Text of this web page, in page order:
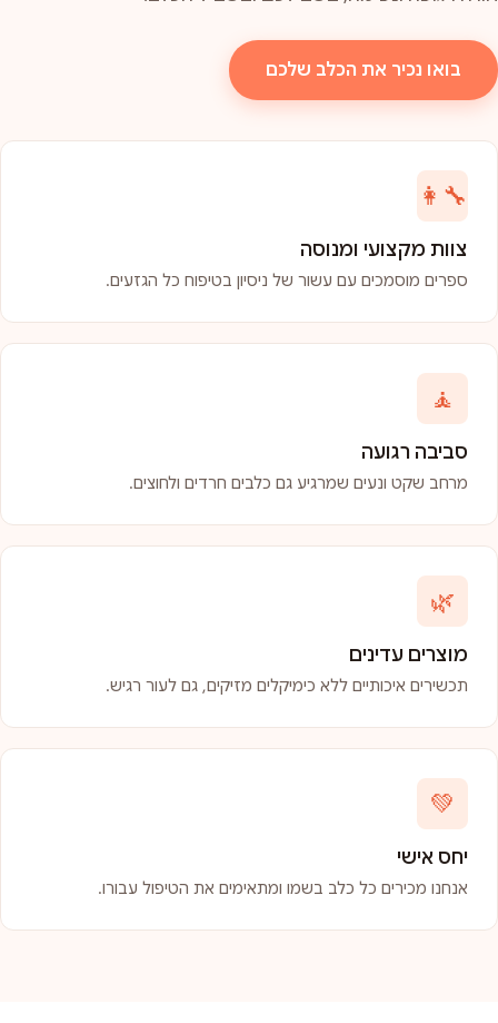
בואו נכיר את הכלב שלכם
👩‍🔧
צוות מקצועי ומנוסה
ספרים מוסמכים עם עשור של ניסיון בטיפוח כל הגזעים.
🧘
סביבה רגועה
מרחב שקט ונעים שמרגיע גם כלבים חרדים ולחוצים.
🌿
מוצרים עדינים
תכשירים איכותיים ללא כימיקלים מזיקים, גם לעור רגיש.
💚
יחס אישי
אנחנו מכירים כל כלב בשמו ומתאימים את הטיפול עבורו.